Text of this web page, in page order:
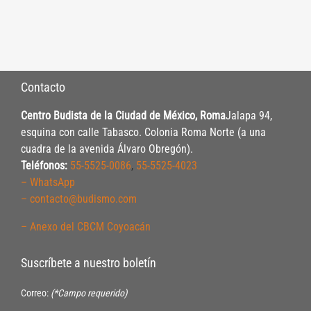
Contacto
Centro Budista de la Ciudad de México, RomaJalapa 94,
esquina con calle Tabasco. Colonia Roma Norte (a una
cuadra de la avenida Álvaro Obregón).
Teléfonos: 55-5525-0086, 55-5525-4023
– WhatsApp
– contacto@budismo.com
– Anexo del CBCM Coyoacán
Suscríbete a nuestro boletín
Correo: (*Campo requerido)